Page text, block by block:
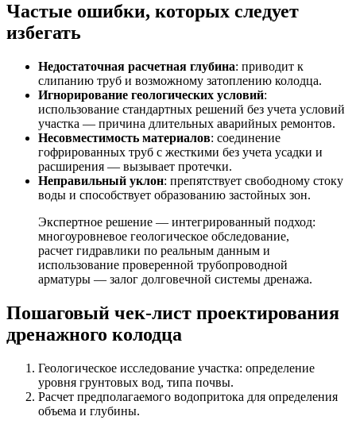
Частые ошибки, которых следует
избегать
Недостаточная расчетная глубина: приводит к
слипанию труб и возможному затоплению колодца.
Игнорирование геологических условий:
использование стандартных решений без учета условий
участка — причина длительных аварийных ремонтов.
Несовместимость материалов: соединение
гофрированных труб с жесткими без учета усадки и
расширения — вызывает протечки.
Неправильный уклон: препятствует свободному стоку
воды и способствует образованию застойных зон.
Экспертное решение — интегрированный подход:
многоуровневое геологическое обследование,
расчет гидравлики по реальным данным и
использование проверенной трубопроводной
арматуры — залог долговечной системы дренажа.
Пошаговый чек-лист проектирования
дренажного колодца
Геологическое исследование участка: определение
уровня грунтовых вод, типа почвы.
Расчет предполагаемого водопритока для определения
объема и глубины.